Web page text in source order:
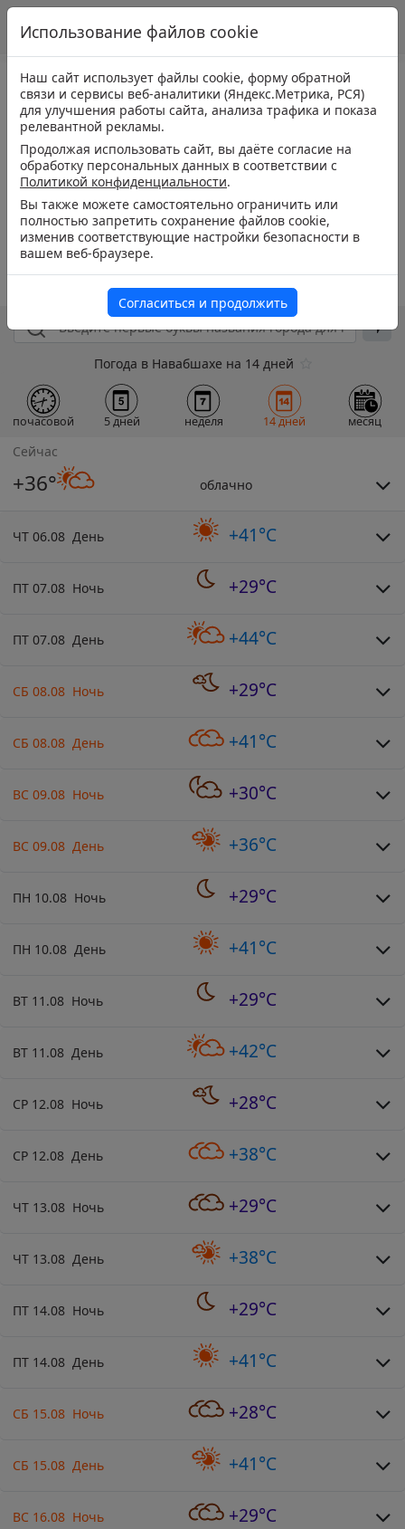
Погода в Навабшахе на 14 дней
почасовой 5 дней неделя 14 дней месяц
Сейчас
+36° облачно
ЧТ 06.08 День +41°C
ПТ 07.08 Ночь +29°C
ПТ 07.08 День +44°C
СБ 08.08 Ночь +29°C
СБ 08.08 День +41°C
ВС 09.08 Ночь +30°C
ВС 09.08 День +36°C
ПН 10.08 Ночь +29°C
ПН 10.08 День +41°C
ВТ 11.08 Ночь +29°C
ВТ 11.08 День +42°C
СР 12.08 Ночь +28°C
СР 12.08 День +38°C
ЧТ 13.08 Ночь +29°C
ЧТ 13.08 День +38°C
ПТ 14.08 Ночь +29°C
ПТ 14.08 День +41°C
СБ 15.08 Ночь +28°C
СБ 15.08 День +41°C
ВС 16.08 Ночь +29°C
Использование файлов cookie
Наш сайт использует файлы cookie, форму обратной
связи и сервисы веб-аналитики (Яндекс.Метрика, РСЯ)
для улучшения работы сайта, анализа трафика и показа
релевантной рекламы.
Продолжая использовать сайт, вы даёте согласие на
обработку персональных данных в соответствии с
Политикой конфиденциальности.
Вы также можете самостоятельно ограничить или
полностью запретить сохранение файлов cookie,
изменив соответствующие настройки безопасности в
вашем веб-браузере.
Согласиться и продолжить